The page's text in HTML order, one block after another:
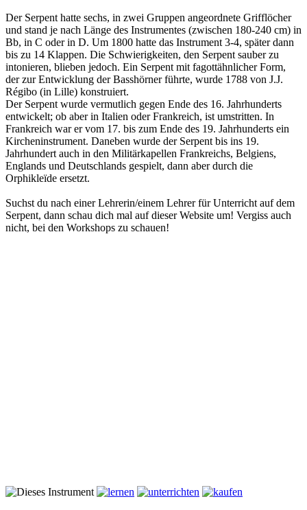
Der Serpent hatte sechs, in zwei Gruppen angeordnete Grifflöcher
und stand je nach Länge des Instrumentes (zwischen 180-240 cm) in
Bb, in C oder in D. Um 1800 hatte das Instrument 3-4, später dann
bis zu 14 Klappen. Die Schwierigkeiten, den Serpent sauber zu
intonieren, blieben jedoch. Ein Serpent mit fagottähnlicher Form,
der zur Entwicklung der Basshörner führte, wurde 1788 von J.J.
Régibo (in Lille) konstruiert.
Der Serpent wurde vermutlich gegen Ende des 16. Jahrhunderts
entwickelt; ob aber in Italien oder Frankreich, ist umstritten. In
Frankreich war er vom 17. bis zum Ende des 19. Jahrhunderts ein
Kircheninstrument. Daneben wurde der Serpent bis ins 19.
Jahrhundert auch in den Militärkapellen Frankreichs, Belgiens,
Englands und Deutschlands gespielt, dann aber durch die
Orphikleïde ersetzt.
Suchst du nach einer Lehrerin/einem Lehrer für Unterricht auf dem
Serpent, dann schau dich mal auf dieser Website um! Vergiss auch
nicht, bei den Workshops zu schauen!